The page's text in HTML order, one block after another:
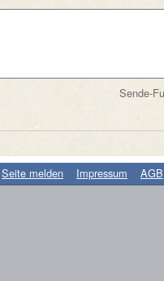
Sende-
Seite melden - Impressum - AGB